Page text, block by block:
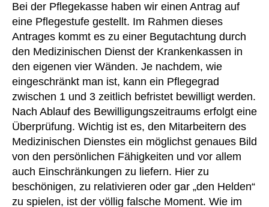
Bei der Pflegekasse haben wir einen Antrag auf
eine Pflegestufe gestellt. Im Rahmen dieses
Antrages kommt es zu einer Begutachtung durch
den Medizinischen Dienst der Krankenkassen in
den eigenen vier Wänden. Je nachdem, wie
eingeschränkt man ist, kann ein Pflegegrad
zwischen 1 und 3 zeitlich befristet bewilligt werden.
Nach Ablauf des Bewilligungszeitraums erfolgt eine
Überprüfung. Wichtig ist es, den Mitarbeitern des
Medizinischen Dienstes ein möglichst genaues Bild
von den persönlichen Fähigkeiten und vor allem
auch Einschränkungen zu liefern. Hier zu
beschönigen, zu relativieren oder gar „den Helden“
zu spielen, ist der völlig falsche Moment. Wie im
e,
H
in
w
ei
s
e
H
y
gi
e
n
e,
In
u
n
g,
G
e
ar
t,
G
er
in
n
n